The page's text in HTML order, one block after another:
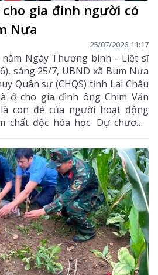
gia đình người có
Nưa
25/07/2026 11:17
Ngày Thương binh - Liệt sĩ
sáng 25/7, UBND xã Bum Nưa
Quân sự (CHQS) tỉnh Lai Châu
ở cho gia đình ông Chim Văn
con đẻ của người hoạt động
chất độc hóa học. Dự chương
Bình - Phó Chính ủy Bộ
ban MTTQ Việt Nam tỉnh; lãnh
địa phương và các đơn vị liên